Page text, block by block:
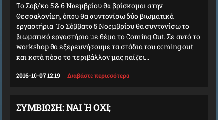
Το Σαβ/κο 5 & 6 Νοεμβρίου θα βρίσκομαι στην
Θεσσαλονίκη, όπου θα συντονίσω δύο βιωματικά
εργαστήρια. Το Σάββατο 5 Νοεμβρίου θα συντονίσω το
βιωματικό εργαστήριο με θέμα το Coming Out. Σε αυτό το
workshop θα εξερευνήσουμε τα στάδια του coming out
και κατά πόσο το περιβάλλον μας παίζει...
2016-10-07 12:19 Διαβάστε περισσότερα
ΣΥΜΒΙΩΣΗ: ΝΑΙ Ή ΟΧΙ;